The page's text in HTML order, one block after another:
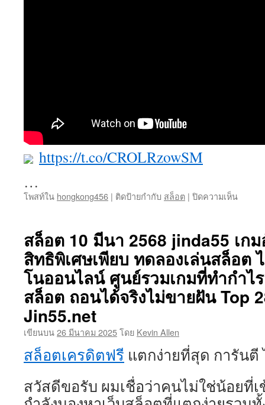
https://t.co/CROLRzowSM
…
โพสท์ใน hongkong456 | ติดป้ายกำกับ สล็อต | ปิดความเห็นบน
โน
สไตล์
ฮ่องกง
ทัน
Top
เว็บ
แท้
สล็อต 10 มีนา 2568 jinda55 เก
สิทธิพิเศษเพียบ ทดลองเล่นสล็อต
โนออนไลน์ ศูนย์รวมเกมที่ทำกำไ
สล็อต ถอนได้จริงไม่ขายฝัน Top
Jin55.net
เขียนบน26 มีนาคม 2025โดย Kevin Allen
สล็อตเครดิตฟรี แตกง่ายที่สุด การันตี
สวัสดีขอรับ ผมเชื่อว่าคนไม่ใช่น้อยที่